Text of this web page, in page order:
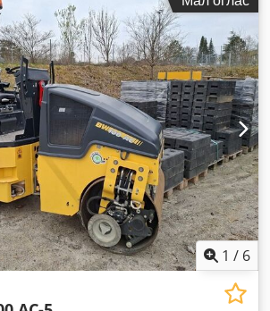
1 / 6